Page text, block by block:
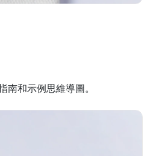
和示例思維導圖。